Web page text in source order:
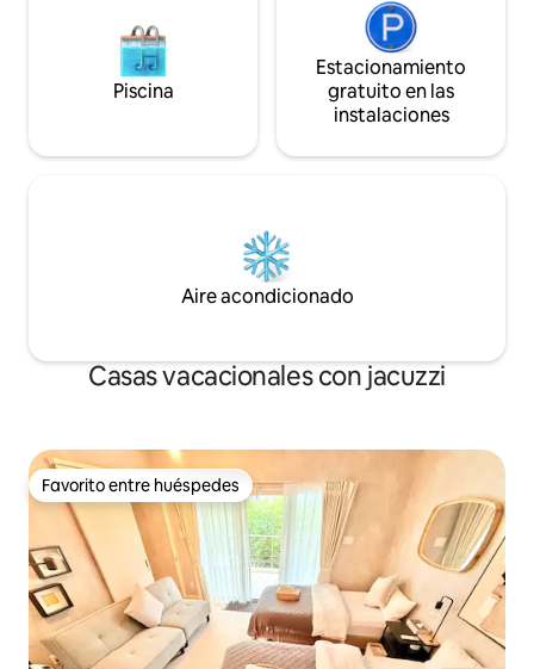
seguridad ese día. Es una instalación
donde se
cobramos por
dejes a tu
Piscina
Estacionamiento
gratuito en las
instalaciones
Aire acondicionado
Casas vacacionales con jacuzzi
Favorito entre huéspedes
Favorito entre huéspedes